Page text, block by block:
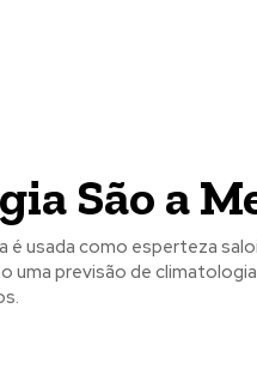
São a
usada como esperteza
previsão de